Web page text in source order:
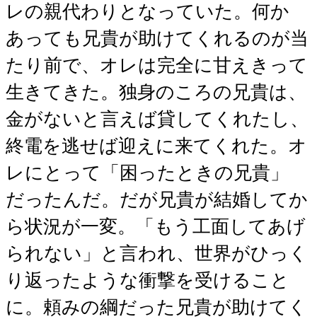
レの親代わりとなっていた。何か
あっても兄貴が助けてくれるのが当
たり前で、オレは完全に甘えきって
生きてきた。独身のころの兄貴は、
金がないと言えば貸してくれたし、
終電を逃せば迎えに来てくれた。オ
レにとって「困ったときの兄貴」
だったんだ。だが兄貴が結婚してか
ら状況が一変。「もう工面してあげ
られない」と言われ、世界がひっく
り返ったような衝撃を受けること
に。頼みの綱だった兄貴が助けてく